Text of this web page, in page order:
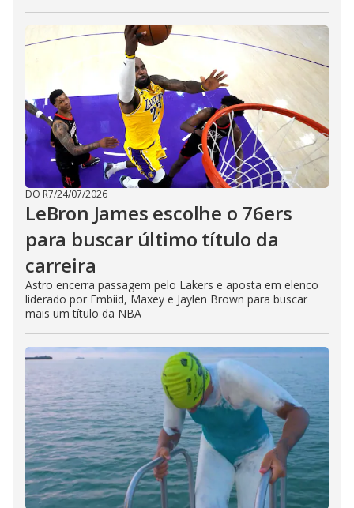
DO R7/24/07/2026
LeBron James escolhe o 76ers
para buscar último título da
carreira
Astro encerra passagem pelo Lakers e aposta em elenco
liderado por Embiid, Maxey e Jaylen Brown para buscar
mais um título da NBA